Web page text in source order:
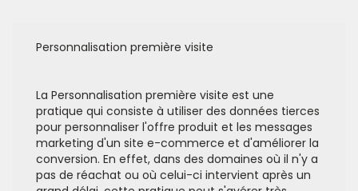
Personnalisation première visite
La Personnalisation première visite est une
pratique qui consiste à utiliser des données tierces
pour personnaliser l'offre produit et les messages
marketing d'un site e-commerce et d'améliorer la
conversion. En effet, dans des domaines où il n'y a
pas de réachat ou où celui-ci intervient après un